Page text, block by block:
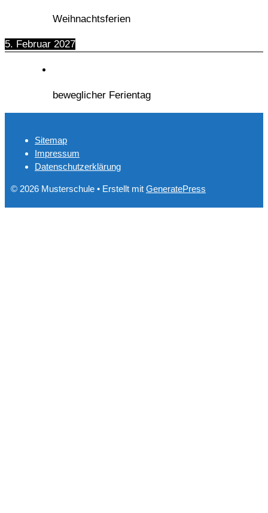
Weihnachtsferien
5. Februar 2027
beweglicher Ferientag
Sitemap
Impressum
Datenschutzerklärung
© 2026 Musterschule • Erstellt mit GeneratePress